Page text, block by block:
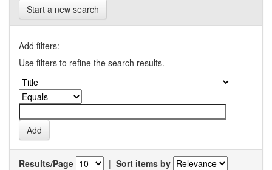
Start a new search
Add filters:
Use filters to refine the search results.
Results/Page | Sort items by